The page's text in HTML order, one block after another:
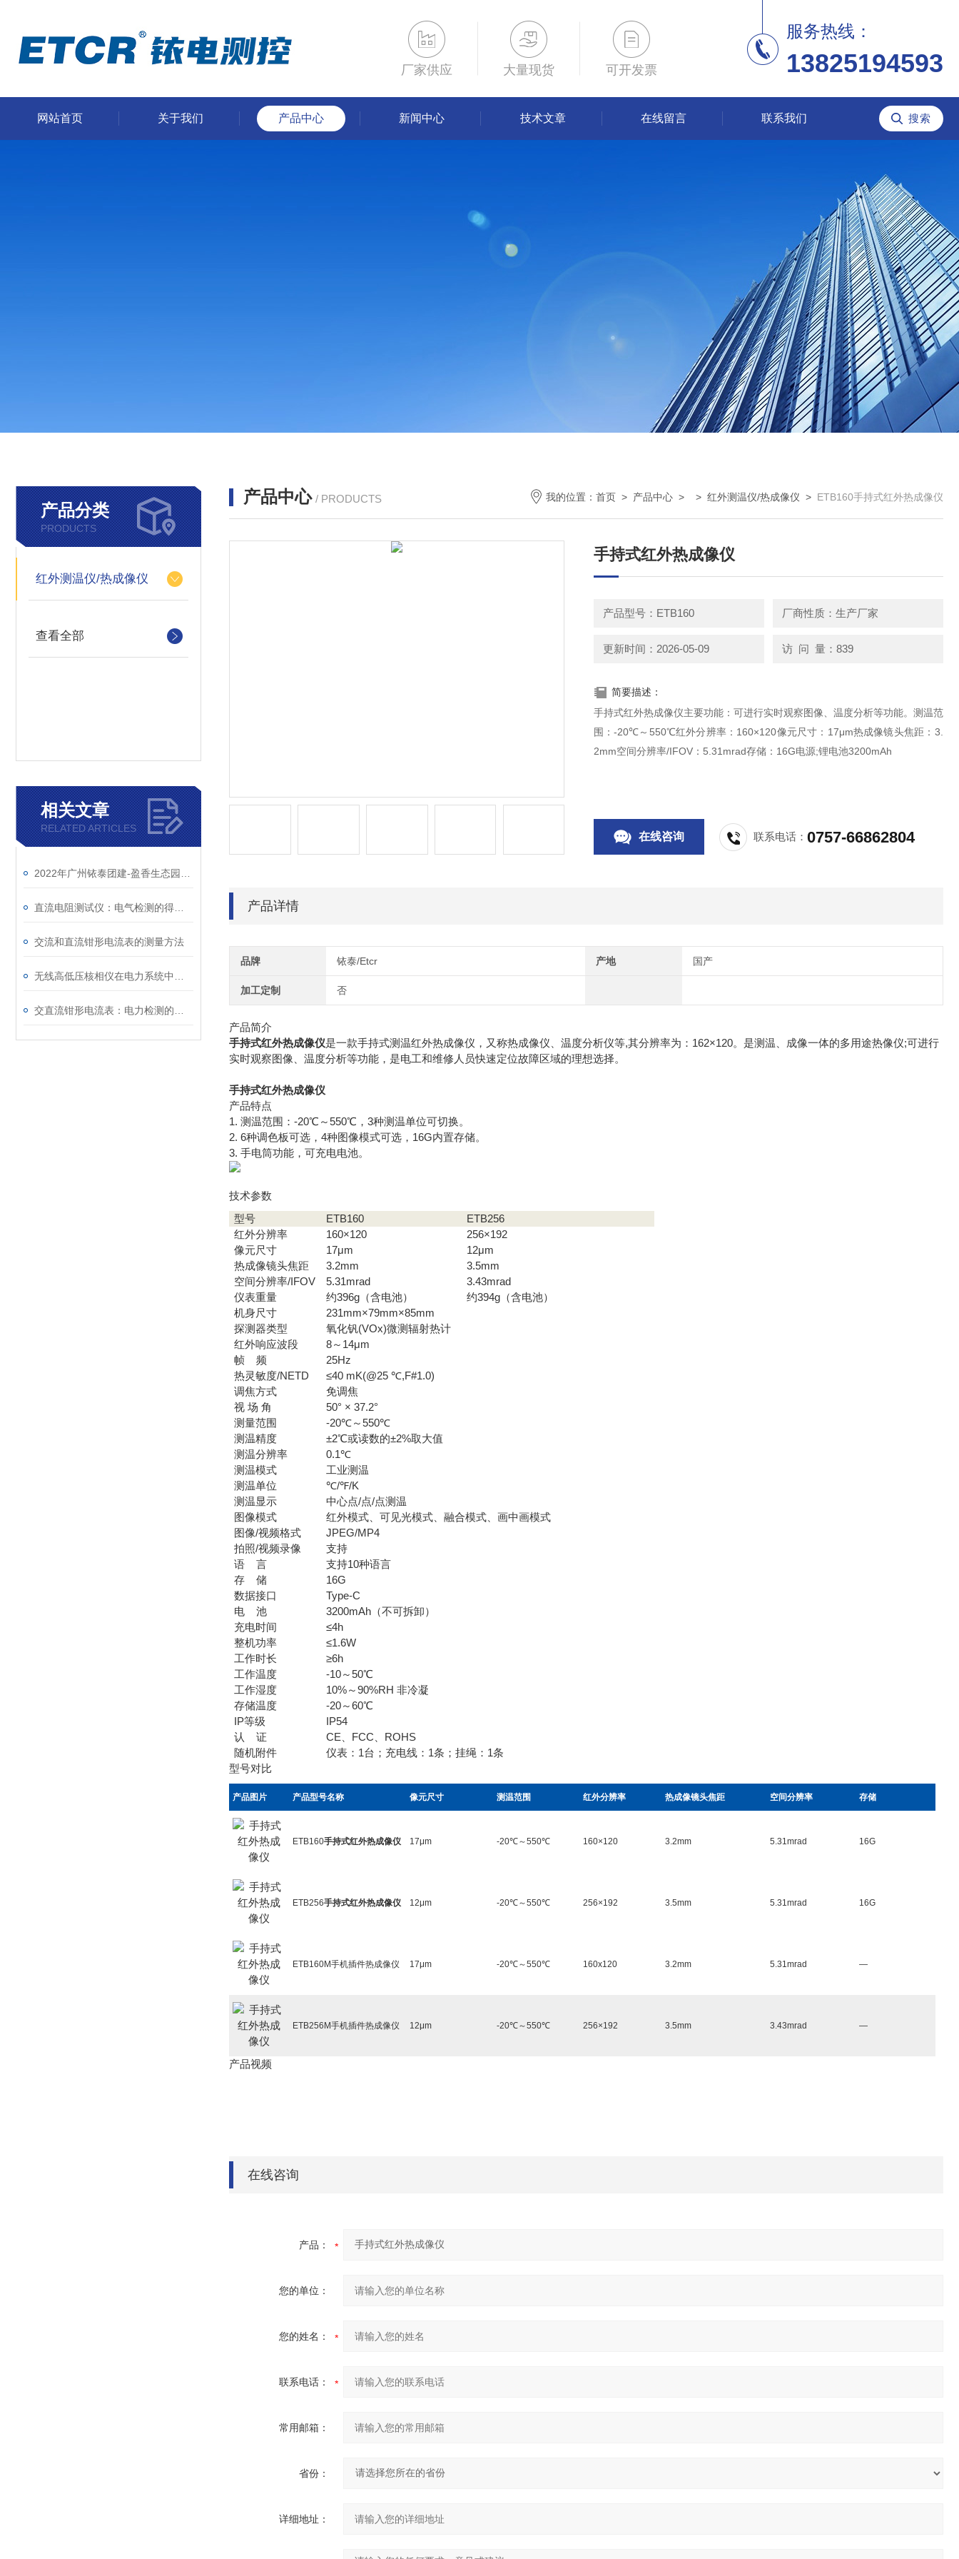
厂家供应 大量现货 可开发票
服务热线：
13825194593
网站首页 关于我们 产品中心 新闻中心 技术文章 在线留言 联系我们
产品分类
PRODUCTS
红外测温仪/热成像仪
查看全部
相关文章
RELATED ARTICLES
交流和直流钳形电流表的测量方法
产品中心 / PRODUCTS 我的位置： 首页 > 产品中心 > > 红外测温仪/热成像仪 > ETB160手持式红外热成像仪
手持式红外热成像仪
产品型号：ETB160 厂商性质：生产厂家
更新时间：2026-05-09 访 问 量：839
简要描述：
手持式红外热成像仪主要功能：可进行实时观察图像、温度分析等功能。测温范
围：-20℃～550℃红外分辨率：160×120像元尺寸：17μm热成像镜头焦距：3.
2mm空间分辨率/IFOV：5.31mrad存储：16G电源;锂电池3200mAh
在线咨询 联系电话：0757-66862804
产品详情
品牌 铱泰/Etcr 产地 国产
加工定制 否
产品简介
手持式红外热成像仪是一款手持式测温红外热成像仪，又称热成像仪、温度分析仪等,其分辨率为：162×120。是测温、成像一体的多用途热像仪;可进行
实时观察图像、温度分析等功能，是电工和维修人员快速定位故障区域的理想选择。
手持式红外热成像仪
产品特点
1. 测温范围：-20℃～550℃，3种测温单位可切换。
2. 6种调色板可选，4种图像模式可选，16G内置存储。
3. 手电筒功能，可充电电池。
技术参数
型号
ETB160
ETB256
红外分辨率
160×120
256×192
像元尺寸
17μm
12μm
热成像镜头焦距
3.2mm
3.5mm
空间分辨率/IFOV
5.31mrad
3.43mrad
仪表重量
约396g（含电池）
约394g（含电池）
机身尺寸
231mm×79mm×85mm
探测器类型
氧化钒(VOx)微测辐射热计
红外响应波段
8～14μm
帧 频
25Hz
热灵敏度/NETD
≤40 mK(@25 ℃,F#1.0)
调焦方式
免调焦
视 场 角
50° × 37.2°
测量范围
-20℃～550℃
测温精度
±2℃或读数的±2%取大值
测温分辨率
0.1℃
测温模式
工业测温
测温单位
℃/℉/K
测温显示
中心点/点/点测温
图像模式
红外模式、可见光模式、融合模式、画中画模式
图像/视频格式
JPEG/MP4
拍照/视频录像
支持
语 言
支持10种语言
存 储
16G
数据接口
Type-C
电 池
3200mAh（不可拆卸）
充电时间
≤4h
整机功率
≤1.6W
工作时长
≥6h
工作温度
-10～50℃
工作湿度
10%～90%RH 非冷凝
存储温度
-20～60℃
IP等级
IP54
认 证
CE、FCC、ROHS
随机附件
仪表：1台；充电线：1条；挂绳：1条
型号对比
产品图片 产品型号名称 像元尺寸 测温范围 红外分辨率 热成像镜头焦距 空间分辨率 存储
ETB160手持式红外热成像仪 17μm -20℃～550℃ 160×120 3.2mm 5.31mrad 16G
ETB256手持式红外热成像仪 12μm -20℃～550℃ 256×192 3.5mm 5.31mrad 16G
ETB160M手机插件热成像仪 17μm -20℃～550℃ 160x120 3.2mm 5.31mrad —
ETB256M手机插件热成像仪 12μm -20℃～550℃ 256×192 3.5mm 3.43mrad —
产品视频
在线咨询
产品：
您的单位：
您的姓名：
联系电话：
常用邮箱：
省份：
详细地址：